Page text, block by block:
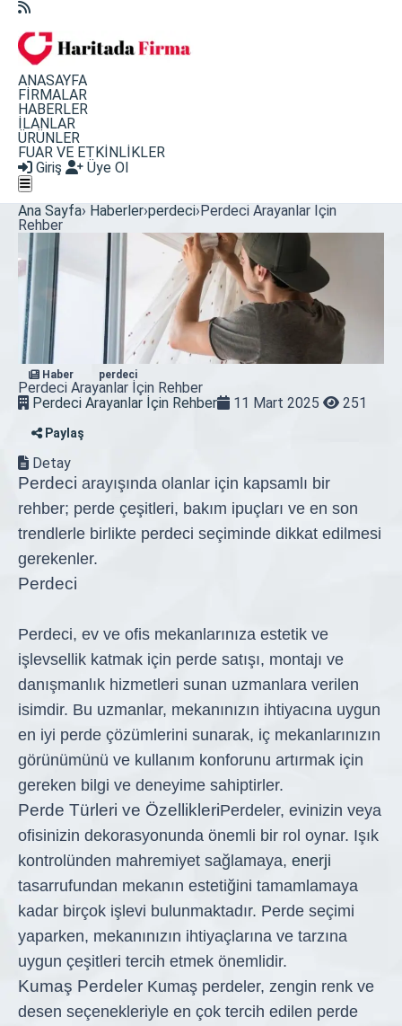
ANASAYFA
FİRMALAR
HABERLER
İLANLAR
ÜRÜNLER
FUAR VE ETKİNLİKLER
Giriş
Üye Ol
Ana Sayfa› Haberler›perdeci›Perdeci Arayanlar İçin
Rehber
Haber perdeci
Perdeci Arayanlar İçin Rehber
Perdeci Arayanlar İçin Rehber
11 Mart 2025 251
Paylaş
Detay
Perdeci arayışında olanlar için kapsamlı bir
rehber; perde çeşitleri, bakım ipuçları ve en son
trendlerle birlikte perdeci seçiminde dikkat edilmesi
gerekenler.
Perdeci
Perdeci, ev ve ofis mekanlarınıza estetik ve
işlevsellik katmak için perde satışı, montajı ve
danışmanlık hizmetleri sunan uzmanlara verilen
isimdir. Bu uzmanlar, mekanınızın ihtiyacına uygun
en iyi perde çözümlerini sunarak, iç mekanlarınızın
görünümünü ve kullanım konforunu artırmak için
gereken bilgi ve deneyime sahiptirler.
Perde Türleri ve ÖzellikleriPerdeler, evinizin veya
ofisinizin dekorasyonunda önemli bir rol oynar. Işık
kontrolünden mahremiyet sağlamaya, enerji
tasarrufundan mekanın estetiğini tamamlamaya
kadar birçok işlevi bulunmaktadır. Perde seçimi
yaparken, mekanınızın ihtiyaçlarına ve tarzına
uygun çeşitleri tercih etmek önemlidir.
Kumaş Perdeler Kumaş perdeler, zengin renk ve
desen seçenekleriyle en çok tercih edilen perde